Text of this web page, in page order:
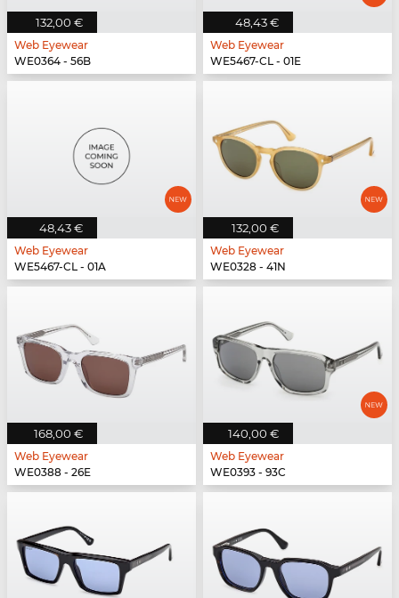
132,00 €
Web Eyewear
WE0364 - 56B
48,43 €
Web Eyewear
WE5467-CL - 01E
48,43 €
Web Eyewear
WE5467-CL - 01A
132,00 €
Web Eyewear
WE0328 - 41N
168,00 €
Web Eyewear
WE0388 - 26E
140,00 €
Web Eyewear
WE0393 - 93C